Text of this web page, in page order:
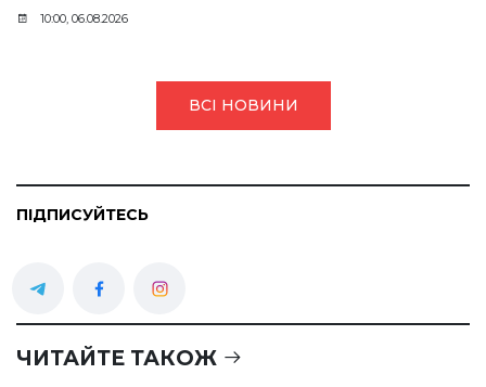
10:00, 06.08.2026
ВСІ НОВИНИ
ПІДПИСУЙТЕСЬ
ЧИТАЙТЕ ТАКОЖ